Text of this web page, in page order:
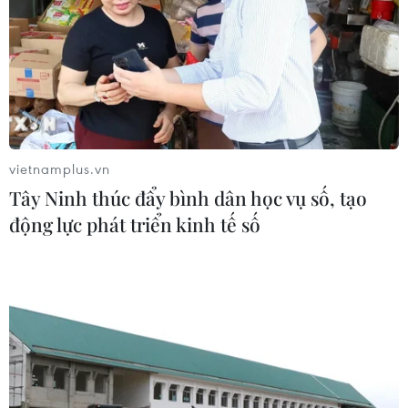
Ước tính tổng giá trị hàng hóa phục vụ Tết trên địa bàn
thành phố đạt khoảng 31.200 tỷ đồng, tăng khoảng 10%
so với kế hoạch dự trữ hàng hóa Tết năm 2019.
vietnamplus.vn
Tây Ninh thúc đẩy bình dân học vụ số, tạo
động lực phát triển kinh tế số